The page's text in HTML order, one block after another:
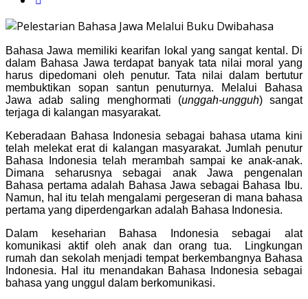
Bahasa Jawa memiliki kearifan lokal yang sangat kental. Di
dalam Bahasa Jawa terdapat banyak tata nilai moral yang
harus dipedomani oleh penutur. Tata nilai dalam bertutur
membuktikan sopan santun penuturnya. Melalui Bahasa
Jawa adab saling menghormati (unggah-ungguh) sangat
terjaga di kalangan masyarakat.
Keberadaan Bahasa Indonesia sebagai bahasa utama kini
telah melekat erat di kalangan masyarakat. Jumlah penutur
Bahasa Indonesia telah merambah sampai ke anak-anak.
Dimana seharusnya sebagai anak Jawa pengenalan
Bahasa pertama adalah Bahasa Jawa sebagai Bahasa Ibu.
Namun, hal itu telah mengalami pergeseran di mana bahasa
pertama yang diperdengarkan adalah Bahasa Indonesia.
Dalam keseharian Bahasa Indonesia sebagai alat
komunikasi aktif oleh anak dan orang tua. Lingkungan
rumah dan sekolah menjadi tempat berkembangnya Bahasa
Indonesia. Hal itu menandakan Bahasa Indonesia sebagai
bahasa yang unggul dalam berkomunikasi.